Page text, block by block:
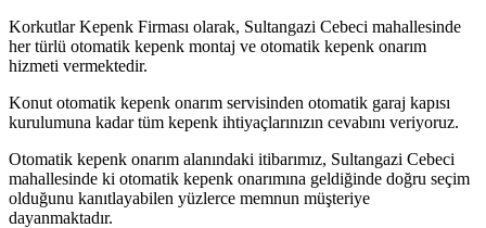
Korkutlar Kepenk Firması olarak, Sultangazi Cebeci mahallesinde
her türlü otomatik kepenk montaj ve otomatik kepenk onarım
hizmeti vermektedir.
Konut otomatik kepenk onarım servisinden otomatik garaj kapısı
kurulumuna kadar tüm kepenk ihtiyaçlarınızın cevabını veriyoruz.
Otomatik kepenk onarım alanındaki itibarımız, Sultangazi Cebeci
mahallesinde ki otomatik kepenk onarımına geldiğinde doğru seçim
olduğunu kanıtlayabilen yüzlerce memnun müşteriye
dayanmaktadır.